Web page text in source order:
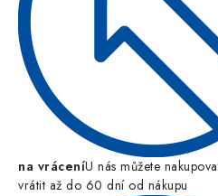
na vráceníU nás můžete
vrátit až do 60 dní od nákupu